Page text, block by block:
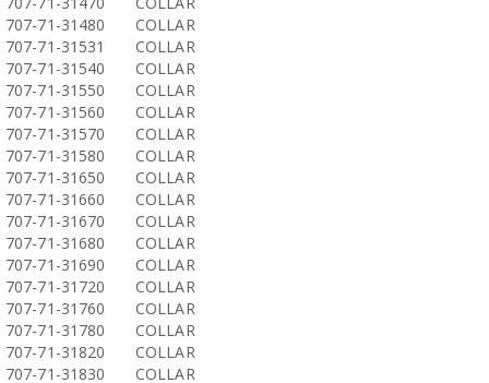
707-71-31480
COLLAR
707-71-31531
COLLAR
707-71-31540
COLLAR
707-71-31550
COLLAR
707-71-31560
COLLAR
707-71-31570
COLLAR
707-71-31580
COLLAR
707-71-31650
COLLAR
707-71-31660
COLLAR
707-71-31670
COLLAR
707-71-31680
COLLAR
707-71-31690
COLLAR
707-71-31720
COLLAR
707-71-31760
COLLAR
707-71-31780
COLLAR
707-71-31820
COLLAR
707-71-31830
COLLAR